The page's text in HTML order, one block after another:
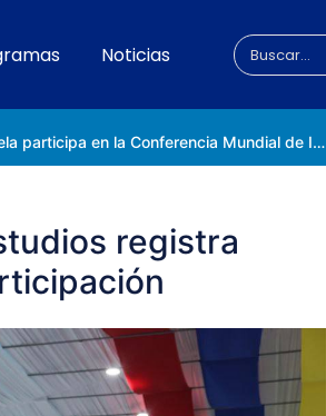
Noticias
Venezuela participa en la Conferencia Mundial de Inteligencia Artificial en Shanghái
registra